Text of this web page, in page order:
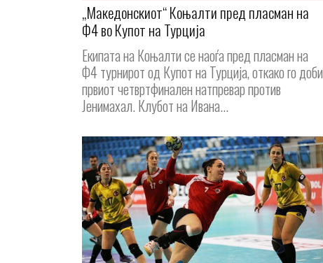
„Македонскиот“ Коњалти пред пласман на
Ф4 во Купот на Турција
Екипата на Коњалти се наоѓа пред пласман на
Ф4 турнирот од Купот на Турција, откако го доби
првиот четвртфинален натпревар против
Јенимахал. Клубот на Ивана...